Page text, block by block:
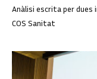
Anàlisi escrita per dues
COS Sanitat